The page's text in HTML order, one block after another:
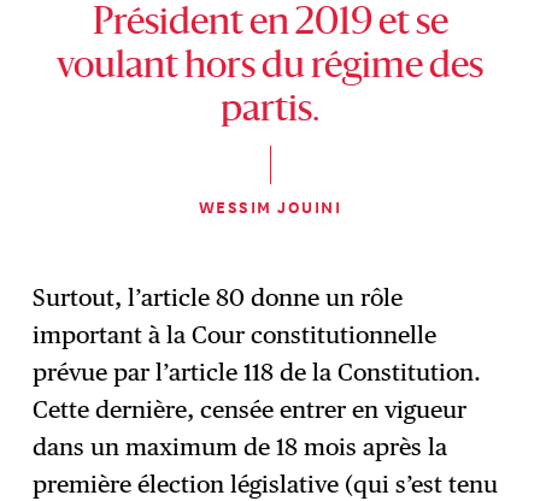
Président en 2019 et se
voulant hors du régime des
partis.
WESSIM JOUINI
Surtout, l’article 80 donne un rôle
important à la Cour constitutionnelle
prévue par l’article 118 de la Constitution.
Cette dernière, censée entrer en vigueur
dans un maximum de 18 mois après la
première élection législative (qui s’est tenu